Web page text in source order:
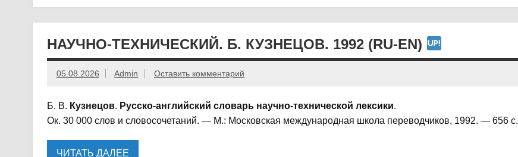
НАУЧНО-ТЕХНИЧЕСКИЙ. Б. КУЗНЕЦОВ. 1992 (RU-EN)
05.08.2026 Admin Оставить комментарий
Б. B. Кузнецов. Русско-английский словарь научно-технической лексики.
Ок. 30 000 слов и словосочетаний. — M.: Московская международная школа переводчиков, 1992. — 656 c.
ЧИТАТЬ ДАЛЕЕ